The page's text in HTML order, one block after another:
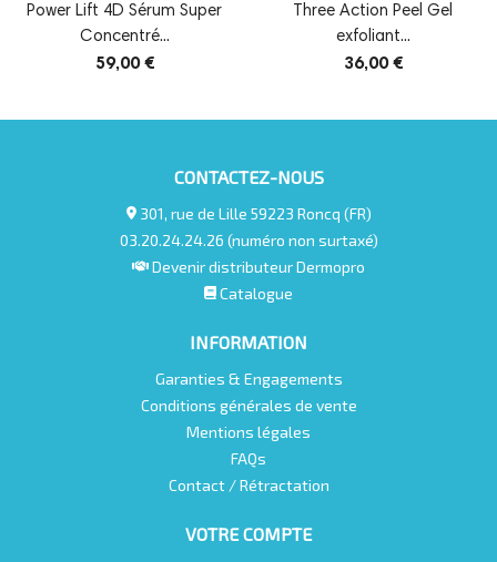
• Ovale du visage redéfini.
• Menton, cou et poitrine liftés.
• La peau est ferme, plus souple, repulpée et redensifiée
Ingrédients actifs :
3D TENSEUR: effet lifting :
restructure la matrice cutanée de façon similaire à celle
cellules. Permet d’améliorer l’organisation du réseau de
Power Lift 4D Sérum Super
Concentré...
59,00 €
Three Action Peel Gel
exfoliant...
36,00 €
CONTACTEZ-NOUS
301, rue de Lille 59223 Roncq (FR)
03.20.24.24.26 (numéro non surtaxé)
Devenir distributeur Dermopro
Catalogue
INFORMATION
Garanties & Engagements
Conditions générales de vente
Mentions légales
FAQs
Contact / Rétractation
VOTRE COMPTE